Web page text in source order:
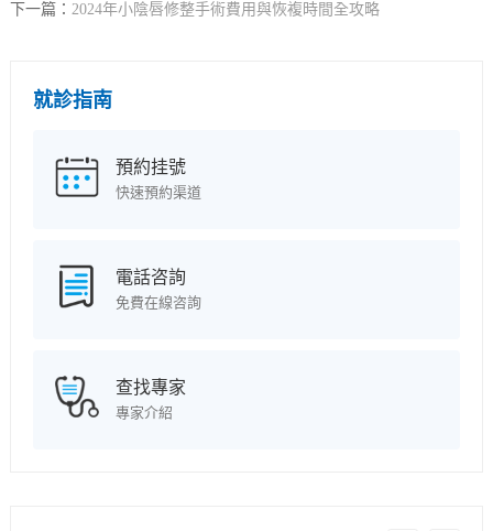
下一篇： 2024年小陰唇修整手術費用與恢複時間全攻略
就診指南
預約挂號
快速預約渠道
電話咨詢
免費在線咨詢
查找專家
專家介紹